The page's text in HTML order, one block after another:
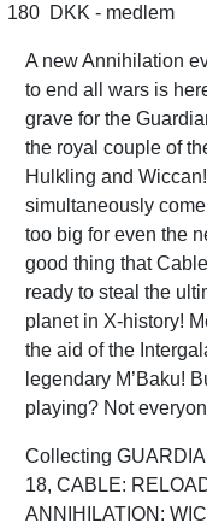
180 DKK - medlem
A new Annihilation
to end all wars is
grave for the
the royal couple of
Hulkling and
simultaneously
too big for even the
good thing that
ready to steal the
planet in X-history!
the aid of the
legendary M’Baku!
playing? Not
Collecting
18, CABLE:
ANNIHILATION: